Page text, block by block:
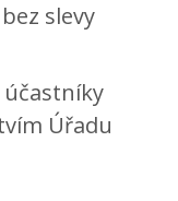
slevy
Úřadu